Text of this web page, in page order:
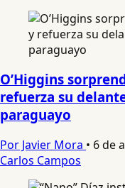
O’Higgins
refuerza su
paraguayo
Por Javier Mora • 6 de
Carlos Campos